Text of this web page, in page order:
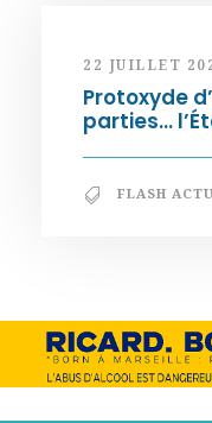
22 JUILLET
Protoxyde
parties…
FLASH ACTU